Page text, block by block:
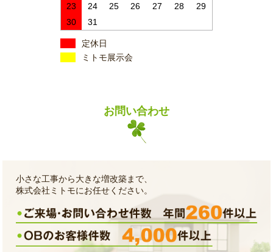
23
24 25 26 27 28
29
30
31
定休日
ミトモ展示会
お問い合わせ
小さな工事から大きな増改築まで、
株式会社ミトモにお任せください。